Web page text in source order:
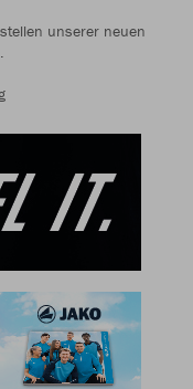
unserer neuen